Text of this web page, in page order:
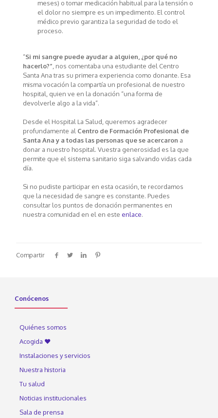
meses) o tomar medicación habitual para la tensión o
el dolor no siempre es un impedimento. El control
médico previo garantiza la seguridad de todo el
proceso.
“Si mi sangre puede ayudar a alguien, ¿por qué no
hacerlo?”, nos comentaba una estudiante del Centro
Santa Ana tras su primera experiencia como donante. Esa
misma vocación la compartía un profesional de nuestro
hospital, quien ve en la donación “una forma de
devolverle algo a la vida”.
Desde el Hospital La Salud, queremos agradecer
profundamente al Centro de Formación Profesional de
Santa Ana y a todas las personas que se acercaron a
donar a nuestro hospital. Vuestra generosidad es la que
permite que el sistema sanitario siga salvando vidas cada
día.
Si no pudiste participar en esta ocasión, te recordamos
que la necesidad de sangre es constante. Puedes
consultar los puntos de donación permanentes en
nuestra comunidad en el en este enlace.
Compartir
Conócenos
Quiénes somos
Acogida ♥
Instalaciones y servicios
Nuestra historia
Tu salud
Noticias institucionales
Sala de prensa